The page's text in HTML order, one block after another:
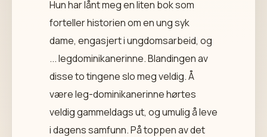
Hun har lånt meg en liten bok som
forteller historien om en ung syk
dame, engasjert i ungdomsarbeid, og
... legdominikanerinne. Blandingen av
disse to tingene slo meg veldig. Å
være leg-dominikanerinne hørtes
veldig gammeldags ut, og umulig å leve
i dagens samfunn. På toppen av det